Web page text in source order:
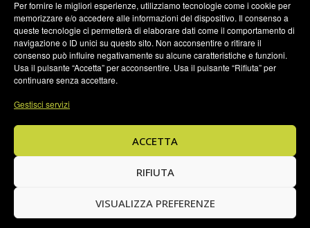
Per fornire le migliori esperienze, utilizziamo tecnologie come i cookie per
memorizzare e/o accedere alle informazioni del dispositivo. Il consenso a
queste tecnologie ci permetterà di elaborare dati come il comportamento di
navigazione o ID unici su questo sito. Non acconsentire o ritirare il
consenso può influire negativamente su alcune caratteristiche e funzioni.
Usa il pulsante “Accetta” per acconsentire. Usa il pulsante “Rifiuta” per
continuare senza accettare.
Gestisci servizi
ACCETTA
RIFIUTA
VISUALIZZA PREFERENZE
Termini e condizioni
Privacy Policy
Privacy Policy (UK)
Credits
MSPLCU62B28A794S • REA: BG - 415388
IT EN